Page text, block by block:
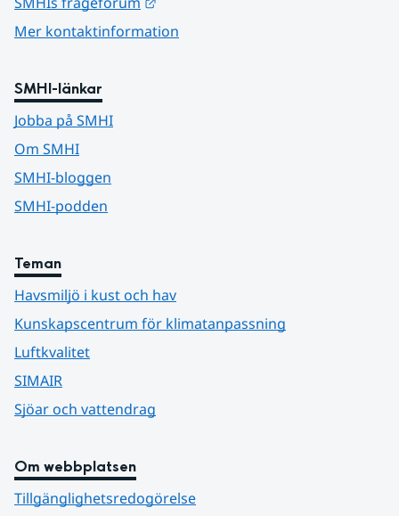
Mer kontaktinformation
SMHI-länkar
Jobba på SMHI
Om SMHI
SMHI-bloggen
SMHI-podden
Teman
Havsmiljö i kust och hav
Kunskapscentrum för klimatanpassning
Luftkvalitet
SIMAIR
Sjöar och vattendrag
Om webbplatsen
Tillgänglighetsredogörelse